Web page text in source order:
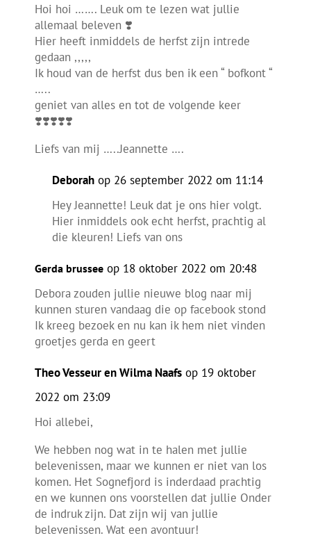
Hoi hoi ……. Leuk om te lezen wat jullie
allemaal beleven ❣️
Hier heeft inmiddels de herfst zijn intrede
gedaan ,,,,,
Ik houd van de herfst dus ben ik een “ bofkont “
…..
geniet van alles en tot de volgende keer
❣️❣️❣️❣️❣️
Liefs van mij …..Jeannette ….
Deborah op 26 september 2022 om 11:14
Hey Jeannette! Leuk dat je ons hier volgt.
Hier inmiddels ook echt herfst, prachtig al
die kleuren! Liefs van ons
Gerda brussee op 18 oktober 2022 om 20:48
Debora zouden jullie nieuwe blog naar mij
kunnen sturen vandaag die op facebook stond
Ik kreeg bezoek en nu kan ik hem niet vinden
groetjes gerda en geert
Theo Vesseur en Wilma Naafs op 19 oktober
2022 om 23:09
Hoi allebei,
We hebben nog wat in te halen met jullie
belevenissen, maar we kunnen er niet van los
komen. Het Sognefjord is inderdaad prachtig
en we kunnen ons voorstellen dat jullie Onder
de indruk zijn. Dat zijn wij van jullie
belevenissen. Wat een avontuur!